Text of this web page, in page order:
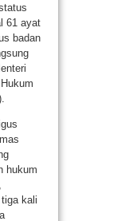
61 ayat
badan
hukum
kali